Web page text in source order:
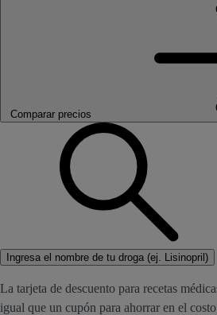
Comparar precios
Ingresa el nombre de tu droga (ej. Lisinopril)
La tarjeta de descuento para recetas
igual que un cupón para ahorrar en el